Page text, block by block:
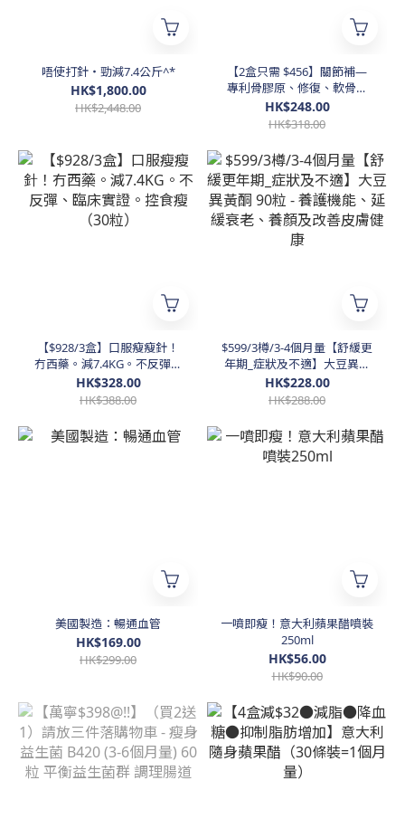
唔使打針・勁減7.4公斤^*
HK$1,800.00
HK$2,448.00
【2盒只需 $456】關節補—
專利骨膠原、修復、軟骨再
生、速效緩解關節僵硬不適）
HK$248.00
HK$318.00
【$928/3盒】口服瘦瘦針！
冇西藥。減7.4KG。不反彈、
臨床實證。控食瘦（30粒）
HK$328.00
HK$388.00
$599/3樽/3-4個月量【舒緩更
年期_症狀及不適】大豆異黃
酮 90粒 - 養護機能、延緩衰
老、養顏及改善皮膚健康
HK$228.00
HK$288.00
美國製造：暢通血管
HK$169.00
HK$299.00
一噴即瘦！意大利蘋果醋噴裝
250ml
HK$56.00
HK$90.00